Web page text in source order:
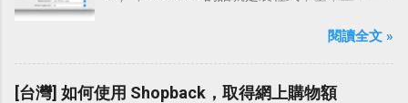
driver ，最後，就寫一篇怎樣在 macOS 上列印
文件吧。
閱讀全文 »
[台灣] 如何使用 Shopback，取得網上購物額